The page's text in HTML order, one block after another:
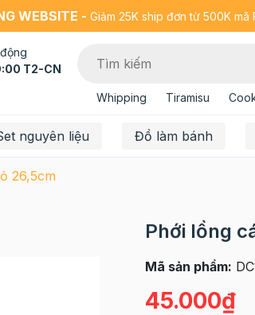
WEBSITE - Giảm 25K ship đơn từ 500K mã
T2-CN
Whipping Tiramisu
nguyên liệu Đồ làm bánh
26,5cm
Phới lồng
Mã sản phẩm:
45.000₫